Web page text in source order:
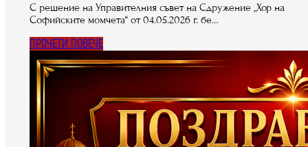
С решение на Управителния съвет на Сдружение „Хор на
Софийските момчета“ от 04.05.2026 г. бе…
ПРОЧЕТИ ПОВЕЧЕ